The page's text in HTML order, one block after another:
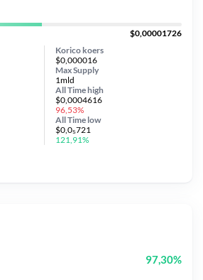
$0,00001726
Korico koers
$0,000016
Max Supply
1mld
All Timehigh
$0,0004616
96,53%
All Time low
$0,0₅721
121,91%
97,30%